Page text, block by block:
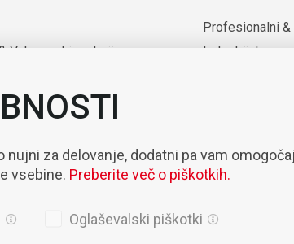
Vakuumski motorji
& Robotizacija
Profesionalni
Industrijska
za delovanje, dodatni pa vam
vsebine. Preberite več o piškotkih.
Oglaševalski piškotki